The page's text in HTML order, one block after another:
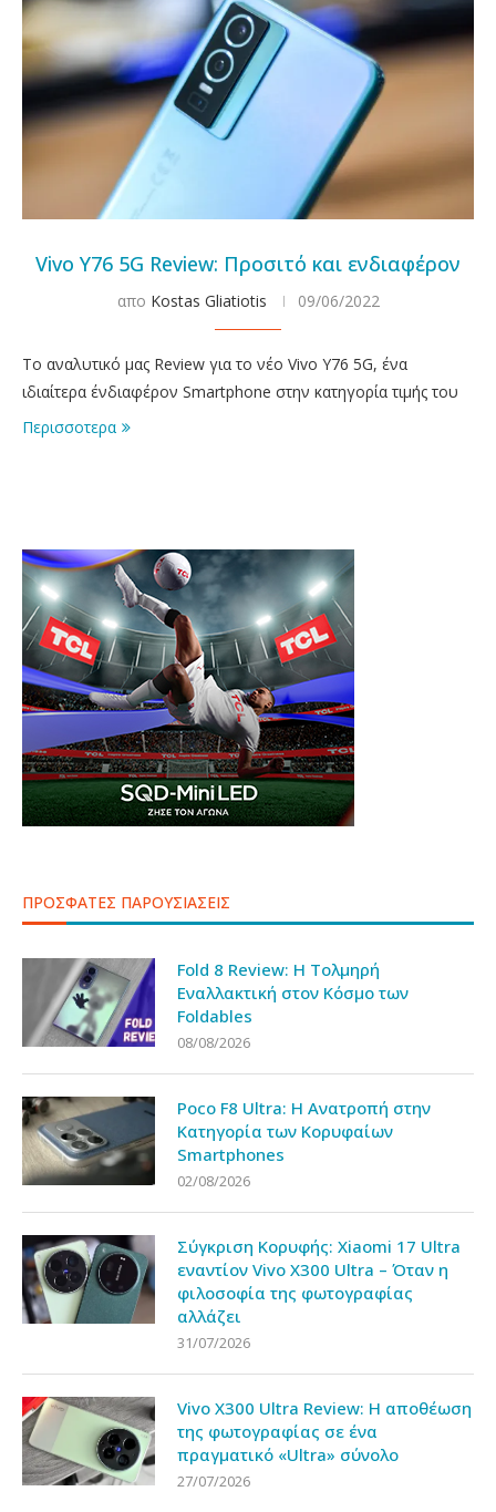
Vivo Y76 5G Review: Προσιτό και ενδιαφέρον
απο Kostas Gliatiotis 09/06/2022
Το αναλυτικό μας Review για το νέο Vivo Y76 5G, ένα
ιδιαίτερα ένδιαφέρον Smartphone στην κατηγορία τιμής του
Περισσοτερα
ΠΡΟΣΦΑΤΕΣ ΠΑΡΟΥΣΙΑΣΕΙΣ
Fold 8 Review: Η Τολμηρή
Εναλλακτική στον Κόσμο των
Foldables
08/08/2026
Poco F8 Ultra: Η Ανατροπή στην
Κατηγορία των Κορυφαίων
Smartphones
02/08/2026
Σύγκριση Κορυφής: Xiaomi 17 Ultra
εναντίον Vivo X300 Ultra – Όταν η
φιλοσοφία της φωτογραφίας
αλλάζει
31/07/2026
Vivo X300 Ultra Review: Η αποθέωση
της φωτογραφίας σε ένα
πραγματικό «Ultra» σύνολο
27/07/2026